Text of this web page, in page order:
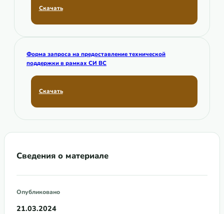
Скачать
Форма запроса на предоставление технической
поддержки в рамках СИ ВС
Скачать
Сведения о материале
Опубликовано
21.03.2024